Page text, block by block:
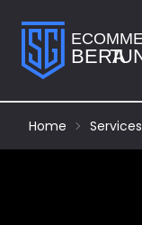
Home Services